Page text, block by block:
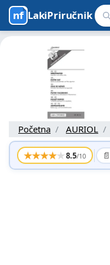
LakiPriručnik
Početna AURIOL
★★★★★8.5/10 📄